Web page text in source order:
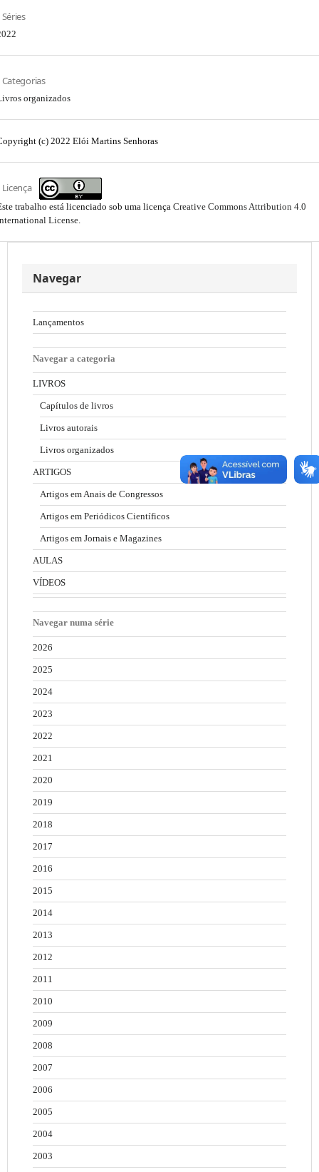
Séries
Categorias
organizados
(c) 2022 Elói Martins Senhoras
Licença
trabalho está licenciado sob uma licença Creative Commons Attribution 4.0
License.
Navegar
Lançamentos
Navegar a categoria
LIVROS
Capítulos de livros
Livros autorais
Livros organizados
ARTIGOS
Artigos em Anais de Congressos
Artigos em Periódicos Científicos
Artigos em Jornais e Magazines
AULAS
VÍDEOS
Navegar numa série
2026
2025
2024
2023
2022
2021
2020
2019
2018
2017
2016
2015
2014
2013
2012
2011
2010
2009
2008
2007
2006
2005
2004
2003